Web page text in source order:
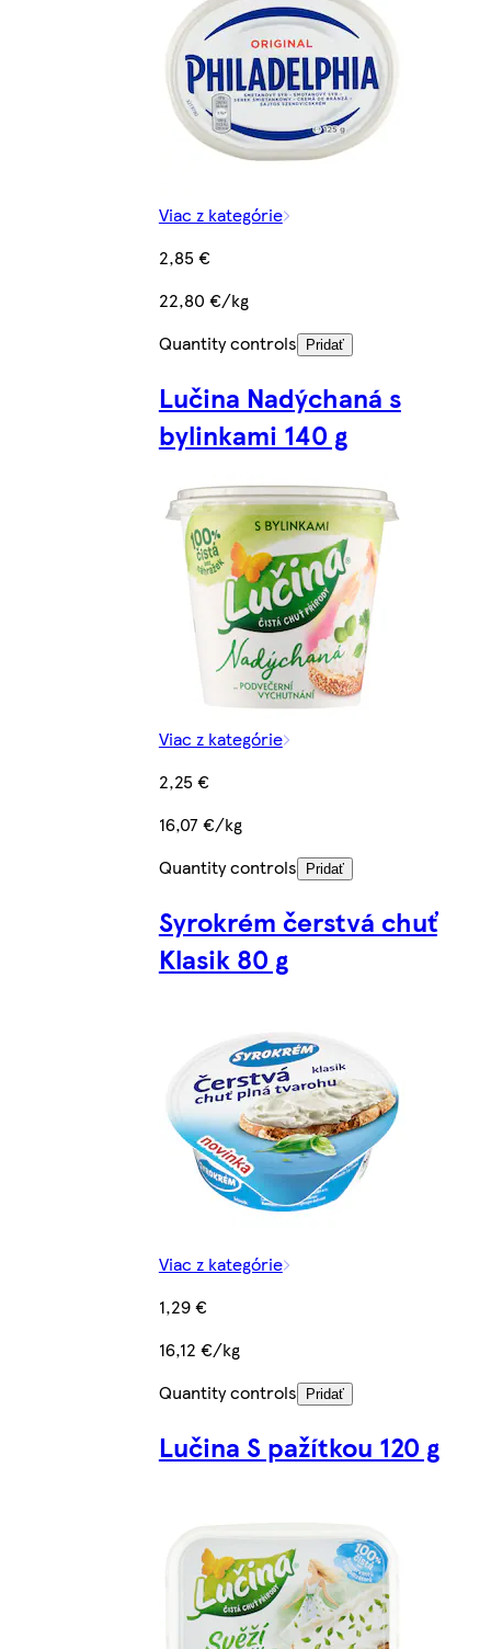
Viac z kategórie
2,85 €
22,80 €/kg
Quantity controls
Pridať
Lučina Nadýchaná s
bylinkami 140 g
Viac z kategórie
2,25 €
16,07 €/kg
Quantity controls
Pridať
Syrokrém čerstvá chuť
Klasik 80 g
Viac z kategórie
1,29 €
16,12 €/kg
Quantity controls
Pridať
Lučina S pažítkou 120 g